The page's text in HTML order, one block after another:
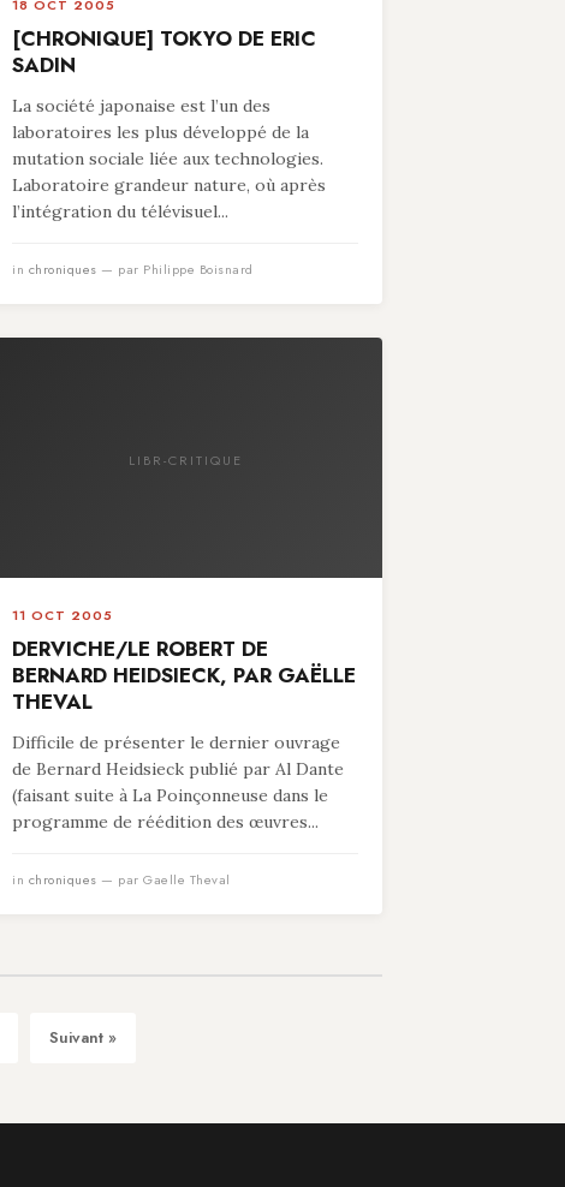
18 OCT 2005
[CHRONIQUE] TOKYO DE ERIC
SADIN
La société japonaise est l’un des
laboratoires les plus développé de la
mutation sociale liée aux technologies.
Laboratoire grandeur nature, où après
l’intégration du télévisuel...
in chroniques — par Philippe Boisnard
LIBR-CRITIQUE
11 OCT 2005
DERVICHE/LE ROBERT DE
BERNARD HEIDSIECK, PAR GAËLLE
THEVAL
Difficile de présenter le dernier ouvrage
de Bernard Heidsieck publié par Al Dante
(faisant suite à La Poinçonneuse dans le
programme de réédition des œuvres...
in chroniques — par Gaelle Theval
Suivant »